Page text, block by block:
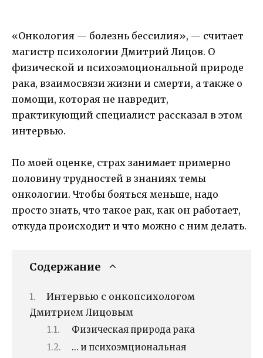
«Онкология — болезнь бессилия», — считает
магистр психологии Дмитрий Лицов. О
физической и психоэмоциональной природе
рака, взаимосвязи жизни и смерти, а также о
помощи, которая не навредит,
практикующий специалист рассказал в этом
интервью.
По моей оценке, страх занимает примерно
половину трудностей в знаниях темы
онкологии. Чтобы бояться меньше, надо
просто знать, что такое рак, как он работает,
откуда происходит и что можно с ним делать.
Содержание
Интервью с онкопсихологом
Дмитрием Лицовым
Физическая природа рака
… и психоэмциональная